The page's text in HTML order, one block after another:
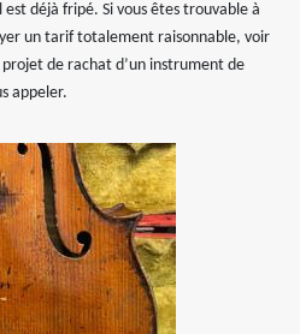
déjà fripé. Si vous êtes trouvable à
un tarif totalement raisonnable, voir
de rachat d’un instrument de
appeler.